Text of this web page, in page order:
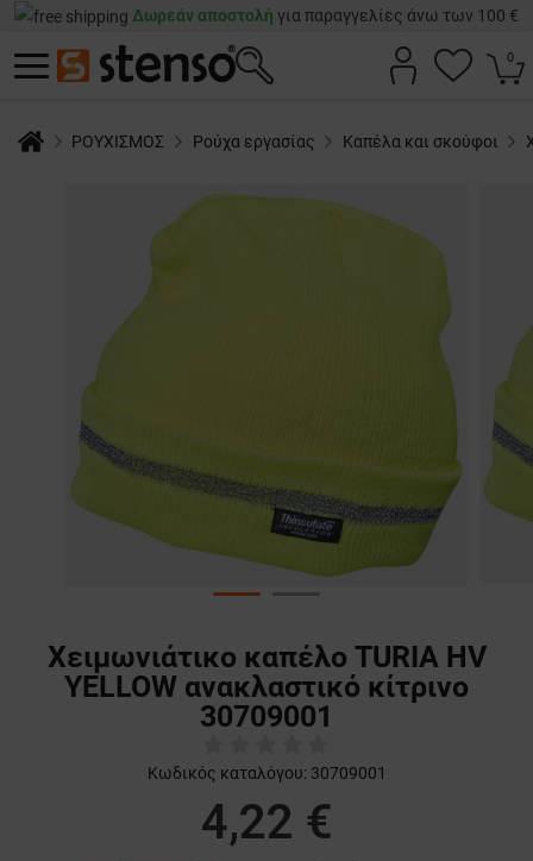
Δωρεάν αποστολή για παραγγελίες άνω των 100 €
0
ΡΟΥΧΙΣΜΟΣ Ρούχα εργασίας Καπέλα και σκούφοι
Χειμωνιάτικο καπέλο TURIA HV
YELLOW ανακλαστικό κίτρινο
30709001
Κωδικός καταλόγου: 30709001
4,22 €